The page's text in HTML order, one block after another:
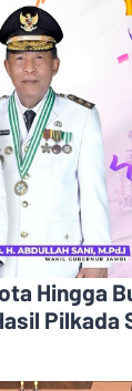
Hingga
Pilkada